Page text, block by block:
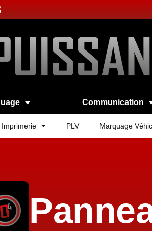
Communication
Imprimerie PLV Marquage